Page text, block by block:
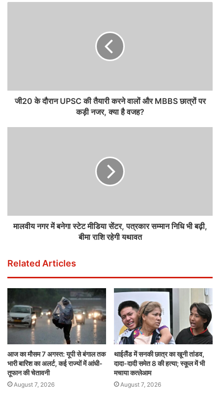
जी20 के दौरान UPSC की तैयारी करने वालों और MBBS छात्रों पर
कड़ी नजर, क्या है वजह?
मालवीय नगर में बनेगा स्टेट मीडिया सेंटर, पत्रकार सम्मान निधि भी बढ़ी,
बीमा राशि रहेगी यथावत
Related Articles
आज का मौसम 7 अगस्त: यूपी से बंगाल तक
भारी बारिश का अलर्ट, कई राज्यों में आंधी-
तूफान की चेतावनी
August 7, 2026
थाईलैंड में सनकी छात्र का खूनी तांडव,
दादा-दादी समेत 8 की हत्या; स्कूल में भी
मचाया कत्लेआम
August 7, 2026